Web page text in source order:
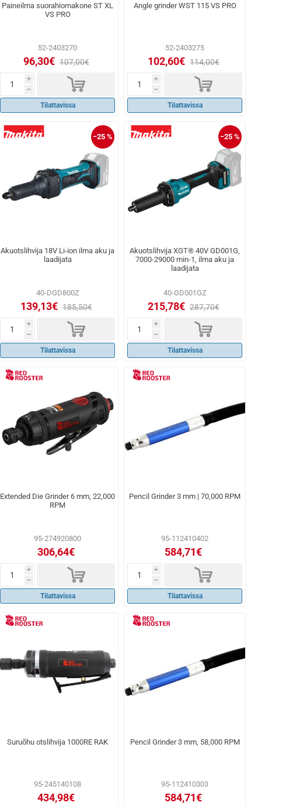
Paineilma suorahiomakone ST XL
VS PRO
52-2403270
96,30€ 107,00€
i
h d
Tilattavissa
Angle grinder WST 115 VS PRO
52-2403275
102,60€ 114,00€
i
h d
Tilattavissa
−25 %
Akuotslihvija 18V Li-ion ilma aku ja
laadijata
40-DGD800Z
139,13€ 185,50€
i
h d
Tilattavissa
−25 %
Akuotslihvija XGT® 40V GD001G,
7000-29000 min-1, ilma aku ja
laadijata
40-GD001GZ
215,78€ 287,70€
i
h d
Tilattavissa
Extended Die Grinder 6 mm, 22,000
RPM
95-274920800
306,64€
i
h d
Tilattavissa
Pencil Grinder 3 mm | 70,000 RPM
95-112410402
584,71€
i
h d
Tilattavissa
Suruõhu otslihvija 1000RE RAK
95-245140108
434,98€
Pencil Grinder 3 mm, 58,000 RPM
95-112410303
584,71€